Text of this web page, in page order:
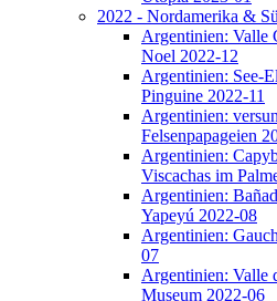
2022 - Nordamerika &
Argentinien: Valle
Noel 2022-12
Argentinien: See-
Pinguine 2022-11
Argentinien:
Felsenpapageien
Argentinien:
Viscachas im
Argentinien:
Yapeyú 2022-08
Argentinien:
07
Argentinien: Valle
Museum 2022-06